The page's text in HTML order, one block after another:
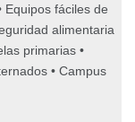
Equipos fáciles de
alimentaria
primarias •
• Campus